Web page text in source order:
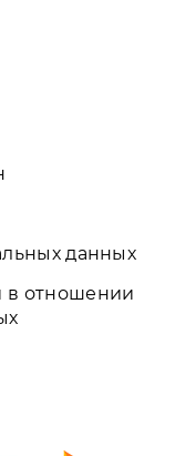
данных
в отношении